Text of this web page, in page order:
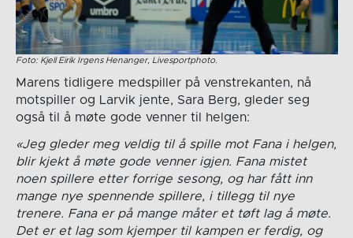
Foto: Kjell Eirik Irgens Henanger, Livesportphoto.
Marens tidligere medspiller på venstrekanten, nå
motspiller og Larvik jente, Sara Berg, gleder seg
også til å møte gode venner til helgen:
«Jeg gleder meg veldig til å spille mot Fana i helgen,
blir kjekt å møte gode venner igjen. Fana mistet
noen spillere etter forrige sesong, og har fått inn
mange nye spennende spillere, i tillegg til nye
trenere. Fana er på mange måter et tøft lag å møte.
Det er et lag som kjemper til kampen er ferdig, og